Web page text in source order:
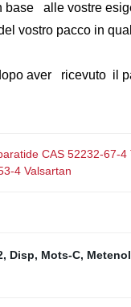
base alle vostre
vostro pacco in
aver ricevuto il
CAS 52232-67-
4 Valsartan
, Disp, Mots-C,